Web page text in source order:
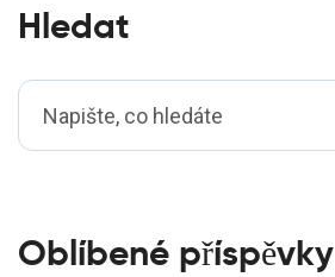
Hledat
Oblíbené příspěvky